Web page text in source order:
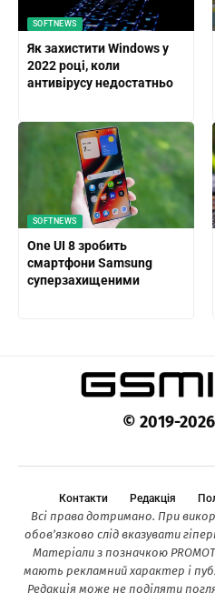
SOFTNEWS
Як захистити Windows у
2022 році, коли
антивірусу недостатньо
SOFTNEWS
One UI 8 зробить
смартфони Samsung
суперзахищеними
© 2019-
Контакти Редакція
Всі права дотримано. При
обов’язково слід вказувати
Матеріали з позначкою
мають рекламний характер і
Редакція може не поділяти